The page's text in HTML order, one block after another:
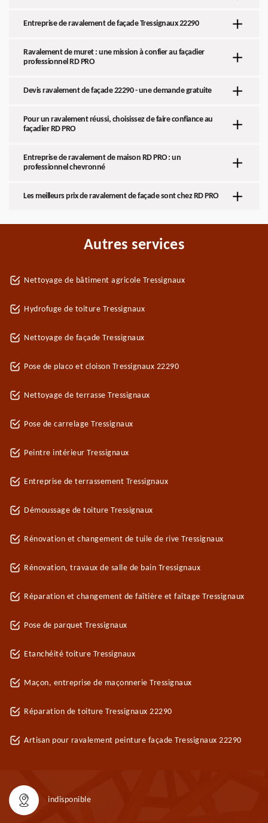
Entreprise de ravalement de façade Tressignaux 22290
Ravalement de muret : une mission à confier au façadier
professionnel RD PRO
Devis ravalement de façade 22290 - une demande gratuite
Pour un ravalement réussi, choisissez de faire confiance au
façadier RD PRO
Entreprise de ravalement de maison RD PRO : un
professionnel chevronné
Les meilleurs prix de ravalement de façade sont chez RD PRO
Autres services
Nettoyage de bâtiment agricole Tressignaux
Hydrofuge de toiture Tressignaux
Nettoyage de façade Tressignaux
Pose de placo et cloison Tressignaux 22290
Nettoyage de terrasse Tressignaux
Pose de carrelage Tressignaux
Peintre intérieur Tressignaux
Entreprise de terrassement Tressignaux
Démoussage de toiture Tressignaux
Rénovation et changement de tuile de rive Tressignaux
Rénovation, travaux de salle de bain Tressignaux
Réparation et changement de faîtière et faîtage Tressignaux
Pose de parquet Tressignaux
Etanchéité toiture Tressignaux
Maçon, entreprise de maçonnerie Tressignaux
Réparation de toiture Tressignaux 22290
Artisan pour ravalement peinture façade Tressignaux 22290
indisponible